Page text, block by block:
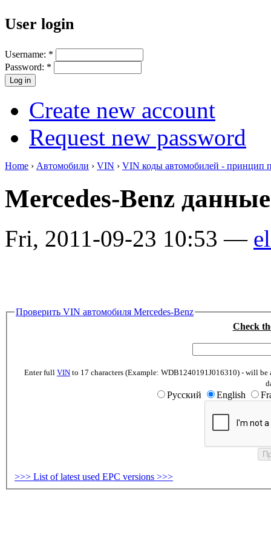
User login
Username: *
Password: *
Create new account
Request new password
Home › Автомобили › VIN › VIN коды автомобилей - принцип
Mercedes-Benz
Fri, 2011-09-23 10:53 —
Проверить VIN автомобиля Mercedes-Benz
Check
Enter full VIN to 17 characters (Example: WDB1240191J016310) - will
Русский English
>>> List of latest used EPC versions >>>